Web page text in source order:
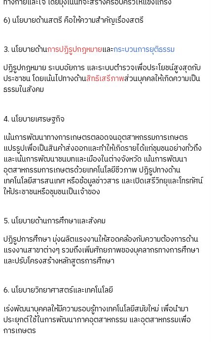
6) นโยบายด้านสตรี คือให้ความสำคัญเรื่องสตรี
3. นโยบายด้านการปฏิรูปกฎหมายและกระบวนการยุติธรรม
ปฏิรูปกฎหมาย ระบบอัยการ และระบบตำรวจเพื่อประโยชน์สูงสุดกับ
ประชาชน โดยเน้นไปทางด้านสิทธิเสรีภาพส่วนบุคคลให้เกิดความเป็น
ธรรมในสังคม
4. นโยบายเศรษฐกิจ
เน้นการพัฒนาทางการเกษตรตลอดจนอุตสาหกรรมการเกษตร
แปรรูปเพื่อเป็นสินค้าส่งออกและทำให้เกิดรายได้แก่ชุมชนอย่างทั่วถึง
และเน้นการพัฒนาชนบทและเมืองในต่างจังหวัด เน้นการพัฒนา
อุตสาหกรรมการเกษตรด้วยเทคโนโลยีชีวภาพ ปฏิรูปทางด้าน
เทคโนโลยีสารสนเทศ หรือข้อมูลข่าวสาร และเปิดเสรีวิทยุและโทรทัศน์
ให้ประชาชนหรือชุมชนเป็นเจ้าของ
5. นโยบายด้านการศึกษาและสังคม
ปฏิรูปการศึกษา มุ่งผลิตแรงงานให้สอดคล้องกับความต้องการด้าน
แรงงานสาขาต่างๆ รวมถึงเพิ่มศักยภาพของบุคลากรทางการศึกษา
และปรับโครงสร้างหลักสูตรการศึกษา
6. นโยบายวิทยาศาสตร์และเทคโนโลยี
เร่งพัฒนาบุคคลให้มีความรอบรู้ทางเทคโนโลยีสมัยใหม่ เพื่อนำมา
ประยุกต์ใช้ในการพัฒนาภาคอุตสาหกรรม และอุตสาหกรรมเพื่อ
การเกษตร